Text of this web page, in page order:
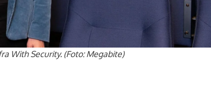
With Security. (Foto: Megabite)